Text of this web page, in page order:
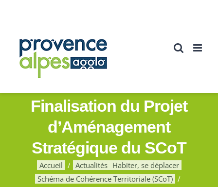
Finalisation du Projet
d’Aménagement
Stratégique du SCoT
Accueil Actualités Habiter, se déplacer
Schéma de Cohérence Territoriale (SCoT)